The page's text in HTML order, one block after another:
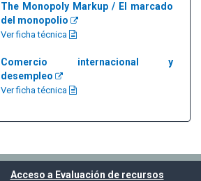
The Monopoly Markup / El marcado
del monopolio
Ver ficha técnica
Comercio internacional y
desempleo
Ver ficha técnica
Acceso a Evaluación de recursos